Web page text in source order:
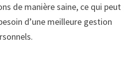
de manière saine, ce qui peut
d’une meilleure gestion